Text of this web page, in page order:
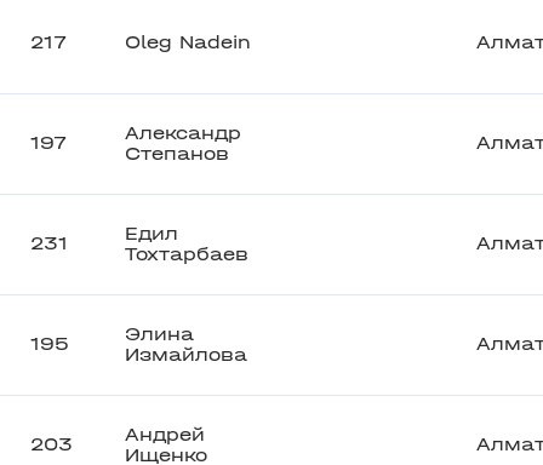
217 Oleg Nadein
197
Александр
Степанов
231
Едил
Тохтарбаев
195
Элина
Измайлова
203
Андрей
Ищенко